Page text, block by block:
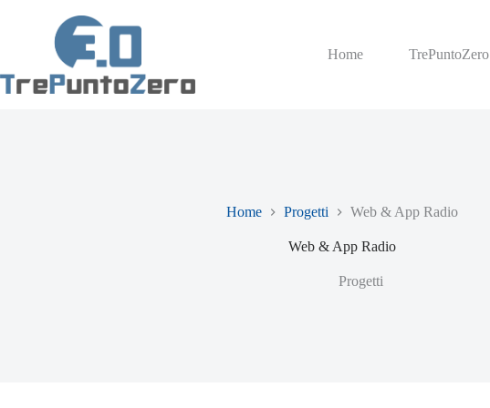
Home TrePuntoZero
Home Progetti Web & App Radio
Web & App Radio
Progetti